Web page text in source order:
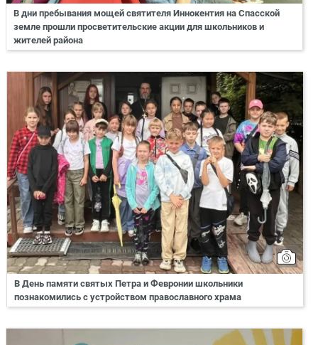
В дни пребывания мощей святителя Иннокентия на Спасской
земле прошли просветительские акции для школьников и
жителей района
В День памяти святых Петра и Февронии школьники
познакомились с устройством православного храма